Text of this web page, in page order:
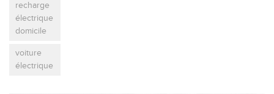
recharge
électrique
domicile
voiture
électrique